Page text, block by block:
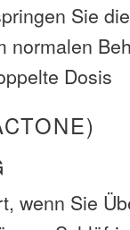
Sie
normalen
Dosis
wenn Sie